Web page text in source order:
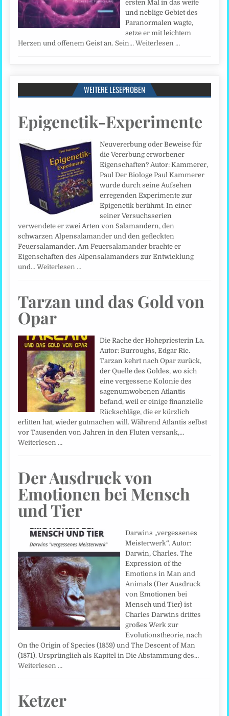
ersten Mal in das weite
und neblige Gebiet des
Paranormalen wagte,
setze er mit leichtem
Herzen und offenem Geist an. Sein…Weiterlesen …
WEITERE LESEPROBEN
Epigenetik-Experimente
Neuvererbung oder Beweise für
die Vererbung erworbener
Eigenschaften? Autor: Kammerer,
Paul Der Biologe Paul Kammerer
wurde durch seine Aufsehen
erregenden Experimente zur
Epigenetik berühmt. In einer
seiner Versuchsserien
verwendete er zwei Arten von Salamandern, den
schwarzen Alpensalamander und den gefleckten
Feuersalamander. Am Feuersalamander brachte er
Eigenschaften des Alpensalamanders zur Entwicklung
und…Weiterlesen …
Tarzan und das Gold von
Opar
Die Rache der Hohepriesterin La.
Autor: Burroughs, Edgar Ric.
Tarzan kehrt nach Opar zurück,
der Quelle des Goldes, wo sich
eine vergessene Kolonie des
sagenumwobenen Atlantis
befand, weil er einige finanzielle
Rückschläge, die er kürzlich
erlitten hat, wieder gutmachen will. Während Atlantis selbst
vor Tausenden von Jahren in den Fluten versank,…
Weiterlesen …
Der Ausdruck von
Emotionen bei Mensch
und Tier
Darwins „vergessenes
Meisterwerk“. Autor:
Darwin, Charles. The
Expression of the
Emotions in Man and
Animals (Der Ausdruck
von Emotionen bei
Mensch und Tier) ist
Charles Darwins drittes
großes Werk zur
Evolutionstheorie, nach
On the Origin of Species (1859) und The Descent of Man
(1871). Ursprünglich als Kapitel in Die Abstammung des…
Weiterlesen …
Ketzer